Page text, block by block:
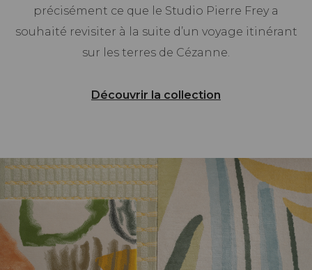
précisément ce que le Studio Pierre Frey a
souhaité revisiter à la suite d’un voyage itinérant
sur les terres de Cézanne.
Découvrir la collection